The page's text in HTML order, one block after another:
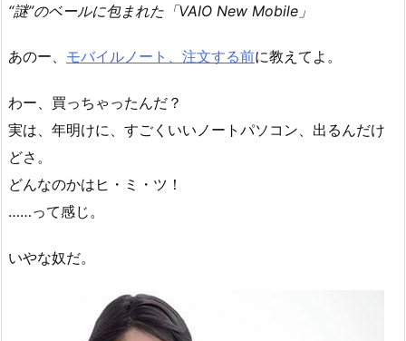
“謎”のベールに包まれた「VAIO New Mobile」
あのー、 モバイルノート、注文する前に教えてよ。
わー、買っちゃったんだ？
実は、年明けに、すごくいいノートパソコン、出るんだけ
どさ。
どんなのかはヒ・ミ・ツ！
……って感じ。
いやな奴だ。